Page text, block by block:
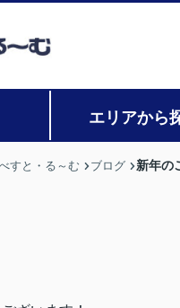
エリアから
すと・る～む ブログ 新年の